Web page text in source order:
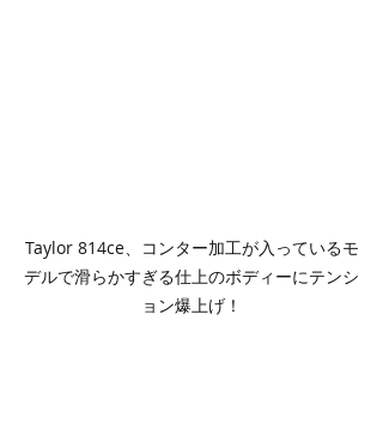
Taylor 814ce、コンター加工が入っているモ
デルで滑らかすぎる仕上のボディーにテンシ
ョン爆上げ！